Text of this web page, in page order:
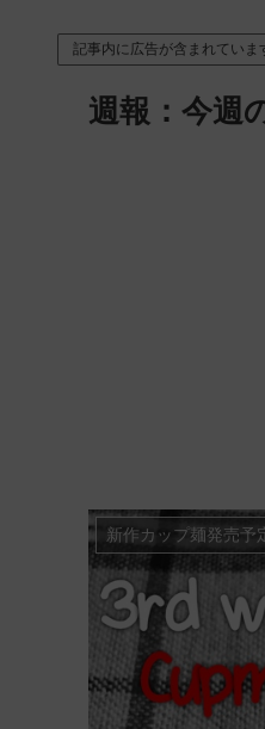
記事内に広告が含まれていま
週報：今週
新作カップ麺発売予